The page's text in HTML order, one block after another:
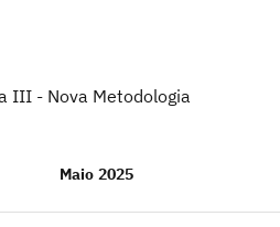
III - Nova Metodologia
Maio 2025